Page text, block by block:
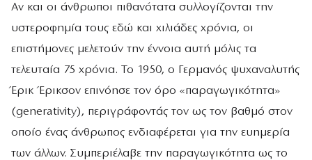
Αν και οι άνθρωποι πιθανότατα συλλογίζονται την
υστεροφημία τους εδώ και χιλιάδες χρόνια, οι
επιστήμονες μελετούν την έννοια αυτή μόλις τα
τελευταία 75 χρόνια. Το 1950, ο Γερμανός ψυχαναλυτής
Έρικ Έρικσον επινόησε τον όρο «παραγωγικότητα»
(generativity), περιγράφοντάς τον ως τον βαθμό στον
οποίο ένας άνθρωπος ενδιαφέρεται για την ευημερία
των άλλων. Συμπεριέλαβε την παραγωγικότητα ως το